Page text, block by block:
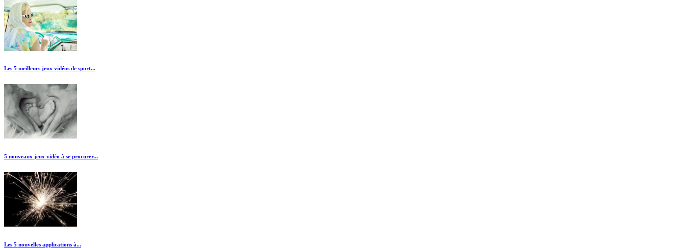
Les 5 meilleurs jeux vidéos de sport...
5 nouveaux jeux vidéo à se procurer...
Les 5 nouvelles applications à...